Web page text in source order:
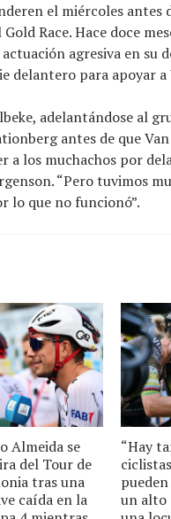
el miércoles antes
Race. Hace doce
agresiva en su
delantero para apoyar a
adelantándose al
antes de que
a los muchachos por
“Pero tuvimos
lo que no funcionó”.
Almeida se
del Tour de
tras una
caída en la
“Hay
un alto